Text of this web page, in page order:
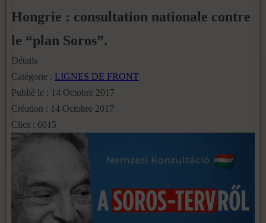
Hongrie : consultation nationale contre
le “plan Soros”.
Détails
Catégorie : LIGNES DE FRONT
Publié le : 14 Octobre 2017
Création : 14 Octobre 2017
Clics : 6015